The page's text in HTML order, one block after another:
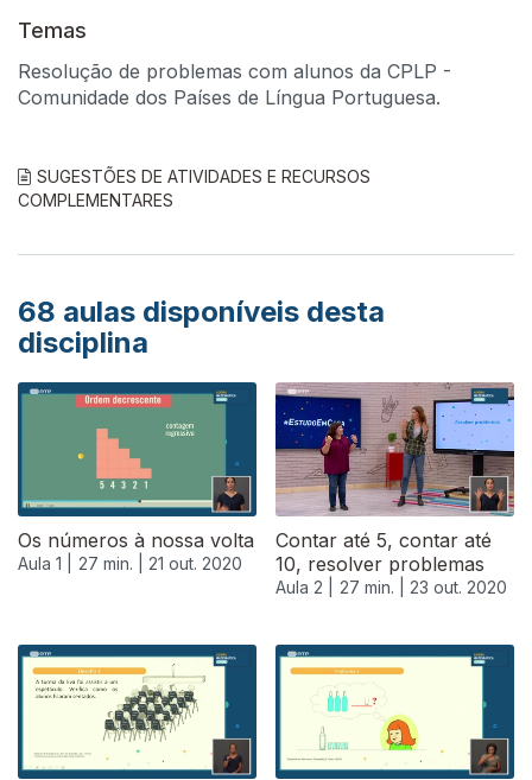
Temas
Resolução de problemas com alunos da CPLP -
Comunidade dos Países de Língua Portuguesa.
SUGESTÕES DE ATIVIDADES E RECURSOS
COMPLEMENTARES
68 aulas disponíveis desta
disciplina
Os números à nossa volta
Aula 1 | 27 min. | 21 out. 2020
Contar até 5, contar até
10, resolver problemas
Aula 2 | 27 min. | 23 out. 2020